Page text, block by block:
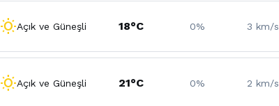
wb_sunnyAçık ve Güneşli 18°C 0% 3 km/s
wb_sunnyAçık ve Güneşli 21°C 0% 2 km/s